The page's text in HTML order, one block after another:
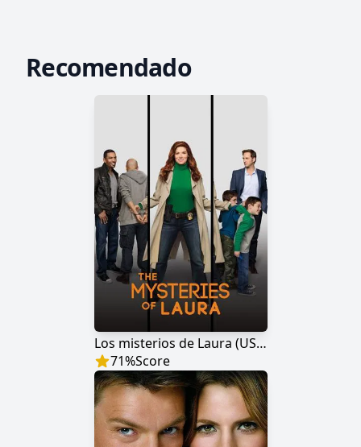
Recomendado
Los misterios de Laura (USA)
71%Score